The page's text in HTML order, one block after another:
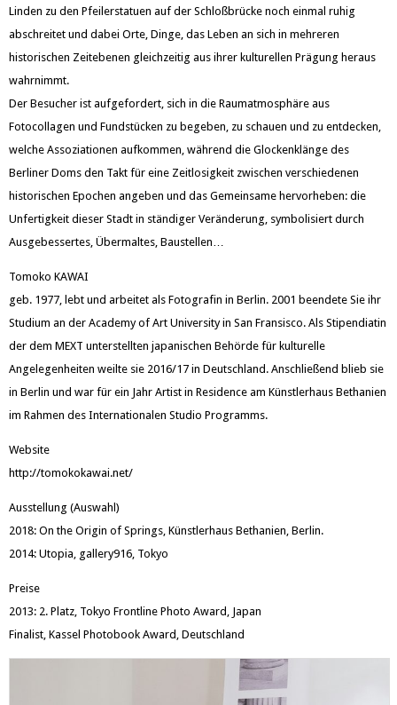
Linden zu den Pfeilerstatuen auf der Schloßbrücke noch einmal ruhig
abschreitet und dabei Orte, Dinge, das Leben an sich in mehreren
historischen Zeitebenen gleichzeitig aus ihrer kulturellen Prägung heraus
wahrnimmt.
Der Besucher ist aufgefordert, sich in die Raumatmosphäre aus
Fotocollagen und Fundstücken zu begeben, zu schauen und zu entdecken,
welche Assoziationen aufkommen, während die Glockenklänge des
Berliner Doms den Takt für eine Zeitlosigkeit zwischen verschiedenen
historischen Epochen angeben und das Gemeinsame hervorheben: die
Unfertigkeit dieser Stadt in ständiger Veränderung, symbolisiert durch
Ausgebessertes, Übermaltes, Baustellen…
Tomoko KAWAI
geb. 1977, lebt und arbeitet als Fotografin in Berlin. 2001 beendete Sie ihr
Studium an der Academy of Art University in San Fransisco. Als Stipendiatin
der dem MEXT unterstellten japanischen Behörde für kulturelle
Angelegenheiten weilte sie 2016/17 in Deutschland. Anschließend blieb sie
in Berlin und war für ein Jahr Artist in Residence am Künstlerhaus Bethanien
im Rahmen des Internationalen Studio Programms.
Website
http://tomokokawai.net/
Ausstellung (Auswahl)
2018: On the Origin of Springs, Künstlerhaus Bethanien, Berlin.
2014: Utopia, gallery916, Tokyo
Preise
2013: 2. Platz, Tokyo Frontline Photo Award, Japan
Finalist, Kassel Photobook Award, Deutschland